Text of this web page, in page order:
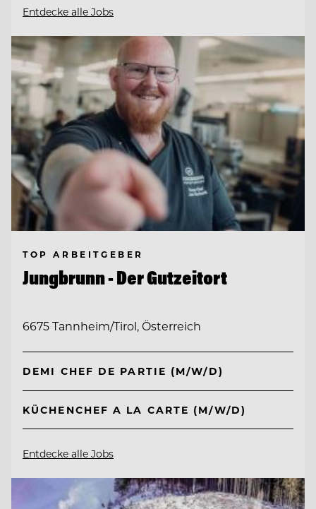
Entdecke alle Jobs
TOP ARBEITGEBER
Jungbrunn - Der Gutzeitort
6675 Tannheim/Tirol, Österreich
DEMI CHEF DE PARTIE (M/W/D)
KÜCHENCHEF A LA CARTE (M/W/D)
Entdecke alle Jobs